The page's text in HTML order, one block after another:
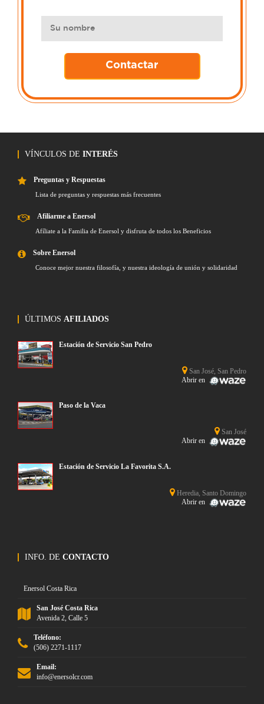
VÍNCULOS DE INTERÉS
Preguntas y Respuestas
Lista de preguntas y respuestas más frecuentes
Afiliarme a Enersol
Afíliate a la Familia de Enersol y disfruta de todos los Beneficios
Sobre Enersol
Conoce mejor nuestra filosofía, y nuestra ideología de unión y solidaridad
ÚLTIMOS AFILIADOS
Estación de Servicio San Pedro
San José, San Pedro
Abrir en
Paso de la Vaca
San José
Abrir en
Estación de Servicio La Favorita S.A.
Heredia, Santo Domingo
Abrir en
INFO. DE CONTACTO
Enersol Costa Rica
San José Costa Rica
Avenida 2, Calle 5
Teléfono:
(506) 2271-1117
Email:
info@enersolcr.com